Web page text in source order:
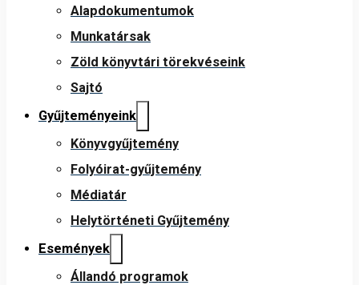
Alapdokumentumok
Munkatársak
Zöld könyvtári törekvéseink
Sajtó
Gyűjteményeink
Könyvgyűjtemény
Folyóirat-gyűjtemény
Médiatár
Helytörténeti Gyűjtemény
Események
Állandó programok